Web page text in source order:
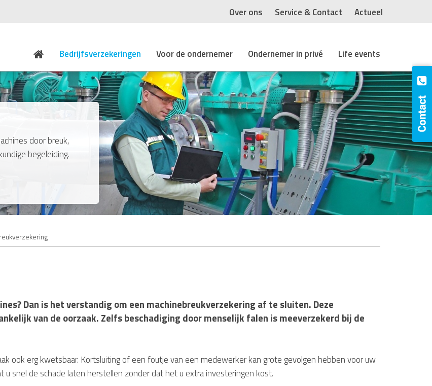
Over ons Service & Contact Actueel
Bedrijfsverzekeringen Voor de ondernemer Ondernemer in privé Life events
door breuk,
begeleiding.
Dan is het verstandig om een machinebreukverzekering af te sluiten. Deze
van de oorzaak. Zelfs beschadiging door menselijk falen is meeverzekerd bij de
ook erg kwetsbaar. Kortsluiting of een foutje van een medewerker kan grote gevolgen hebben voor uw
snel de schade laten herstellen zonder dat het u extra investeringen kost.